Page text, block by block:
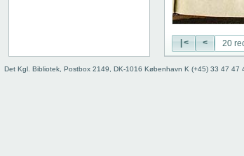
12 verso
|< <
Det Kgl. Bibliotek, Postbox 2149, DK-1016 København K (+45) 33 47